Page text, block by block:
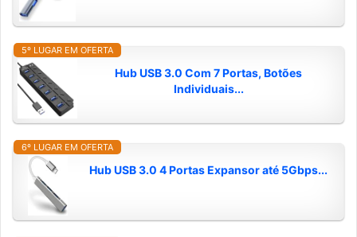
5º LUGAR EM OFERTA
Hub USB 3.0 Com 7 Portas, Botões
Individuais...
6º LUGAR EM OFERTA
Hub USB 3.0 4 Portas Expansor até 5Gbps...